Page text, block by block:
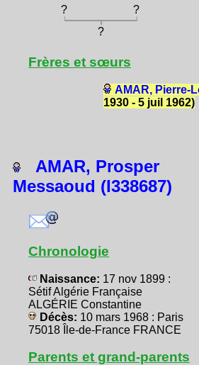
? ?
?
Frères et sœurs
AMAR, Pierre-
1930 - 5 juil 1962)
AMAR, Prosper
Messaoud (I338687)
Chronologie
Naissance: 17 nov 1899 :
Sétif Algérie Française
ALGÉRIE Constantine
Décès: 10 mars 1968 : Paris
75018 Île-de-France FRANCE
Parents et grand-parents